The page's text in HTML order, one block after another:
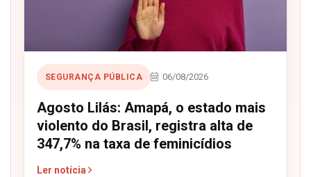
SEGURANÇA PÚBLICA 06/08/2026
Agosto Lilás: Amapá, o estado mais
violento do Brasil, registra alta de
347,7% na taxa de feminicídios
Ler notícia